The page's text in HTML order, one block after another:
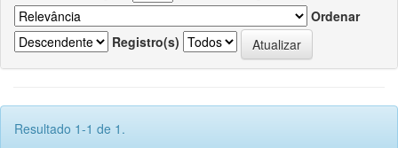
Ordenar
Registro(s)
Resultado 1-1 de 1.